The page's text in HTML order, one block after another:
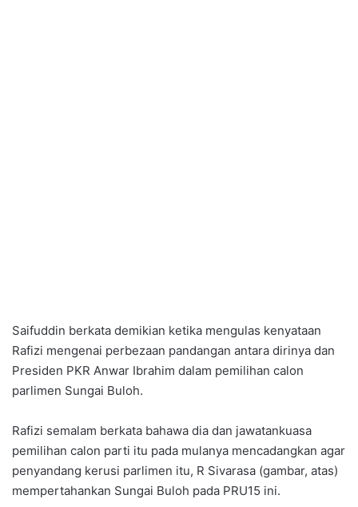
Saifuddin berkata demikian ketika mengulas kenyataan
Rafizi mengenai perbezaan pandangan antara dirinya dan
Presiden PKR Anwar Ibrahim dalam pemilihan calon
parlimen Sungai Buloh.
Rafizi semalam berkata bahawa dia dan jawatankuasa
pemilihan calon parti itu pada mulanya mencadangkan agar
penyandang kerusi parlimen itu, R Sivarasa (gambar, atas)
mempertahankan Sungai Buloh pada PRU15 ini.